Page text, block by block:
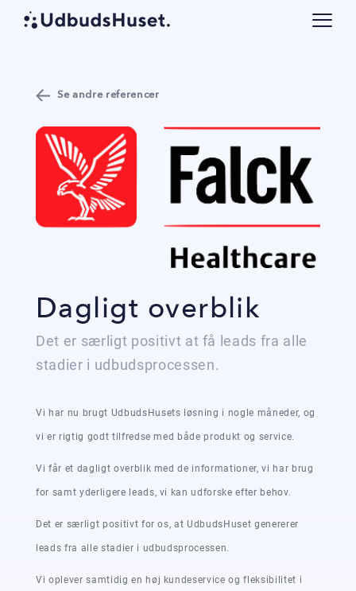
Se andre referencer
Dagligt overblik
Det er særligt positivt at få leads fra alle
stadier i udbudsprocessen.
Vi har nu brugt UdbudsHusets løsning i nogle måneder, og
vi er rigtig godt tilfredse med både produkt og service.
Vi får et dagligt overblik med de informationer, vi har brug
for samt yderligere leads, vi kan udforske efter behov.
Det er særligt positivt for os, at UdbudsHuset genererer
leads fra alle stadier i udbudsprocessen.
Vi oplever samtidig en høj kundeservice og fleksibilitet i